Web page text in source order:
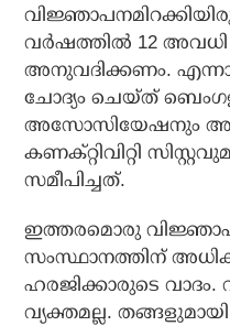
വര്‍ഷത്തില്‍ 12
അനുവദിക്കണം.
ചോദ്യം ചെയ്ത്
അസോസിയേഷനും
കണക്റ്റിവിറ്റി
സമീപിച്ചത്.
ഇത്തരമൊരു
സംസ്ഥാനത്തിന്
ഹരജിക്കാരുടെ
വ്യക്തമല്ല. തങ്ങളുമായി